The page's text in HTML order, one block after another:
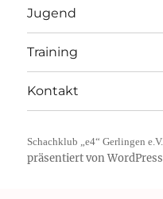
Jugend
Training
Kontakt
Schachklub „e4“ Gerlingen e.V.
präsentiert von WordPress